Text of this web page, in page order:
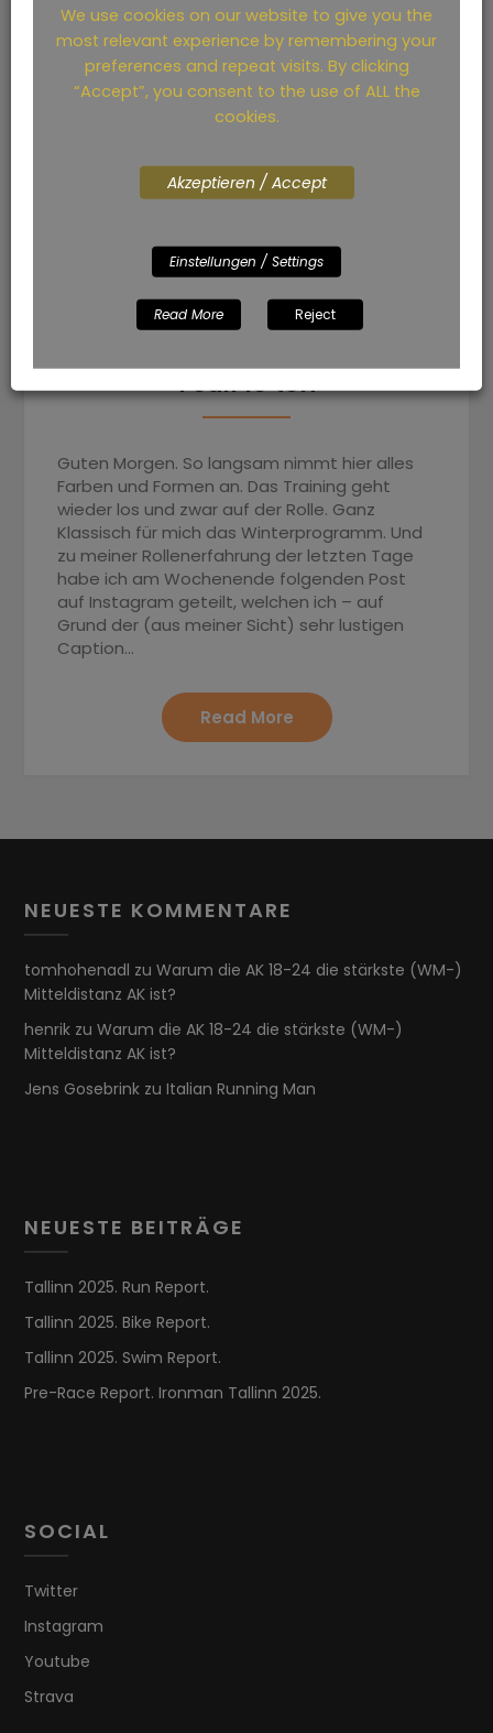
Feuil·le·ton
Guten Morgen. So langsam nimmt hier alles
Farben und Formen an. Das Training geht
wieder los und zwar auf der Rolle. Ganz
Klassisch für mich das Winterprogramm. Und
zu meiner Rollenerfahrung der letzten Tage
habe ich am Wochenende folgenden Post
auf Instagram geteilt, welchen ich – auf
Grund der (aus meiner Sicht) sehr lustigen
Caption…
Read More
NEUESTE KOMMENTARE
tomhohenadl zuWarum die AK 18-24 die stärkste (WM-)
Mitteldistanz AK ist?
henrik zuWarum die AK 18-24 die stärkste (WM-)
Mitteldistanz AK ist?
Jens Gosebrink zuItalian Running Man
NEUESTE BEITRÄGE
Tallinn 2025. Run Report.
Tallinn 2025. Bike Report.
Tallinn 2025. Swim Report.
Pre-Race Report. Ironman Tallinn 2025.
SOCIAL
Twitter
Instagram
Youtube
Strava
We use cookies on our website to give you the
most relevant experience by remembering your
preferences and repeat visits. By clicking
“Accept”, you consent to the use of ALL the
cookies.
Akzeptieren / Accept
Einstellungen / Settings
Read More Reject